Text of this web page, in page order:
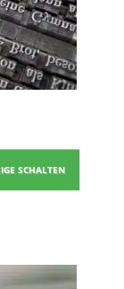
SCHALTEN